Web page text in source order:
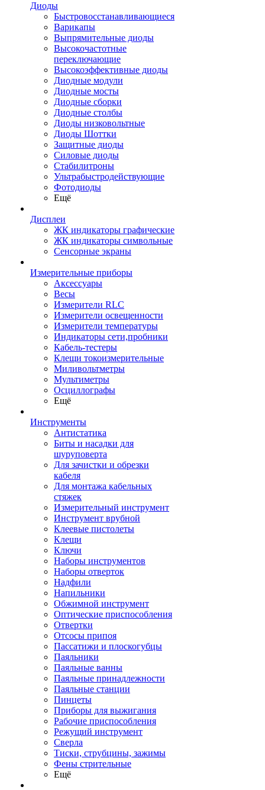
Диоды
Быстровосстанавливающиеся
Варикапы
Выпрямительные диоды
Высокочастотные
переключающие
Высокоэффективные диоды
Диодные модули
Диодные мосты
Диодные сборки
Диодные столбы
Диоды низковольтные
Диоды Шоттки
Защитные диоды
Силовые диоды
Стабилитроны
Ультрабыстродействующие
Фотодиоды
Ещё
Дисплеи
ЖК индикаторы графические
ЖК индикаторы символьные
Сенсорные экраны
Измерительные приборы
Аксессуары
Весы
Измерители RLC
Измерители освещенности
Измерители температуры
Индикаторы сети,пробники
Кабель-тестеры
Клещи токоизмерительные
Миливольтметры
Мультиметры
Осциллографы
Ещё
Инструменты
Антистатика
Биты и насадки для
шуруповерта
Для зачистки и обрезки
кабеля
Для монтажа кабельных
стяжек
Измерительный инструмент
Инструмент врубной
Клеевые пистолеты
Клещи
Ключи
Наборы инструментов
Наборы отверток
Надфили
Напильники
Обжимной инструмент
Оптические приспособления
Отвертки
Отсосы припоя
Пассатижи и плоскогубцы
Паяльники
Паяльные ванны
Паяльные принадлежности
Паяльные станции
Пинцеты
Приборы для выжигания
Рабочие приспособления
Режущий инструмент
Сверла
Тиски, струбцины, зажимы
Фены стрительные
Ещё